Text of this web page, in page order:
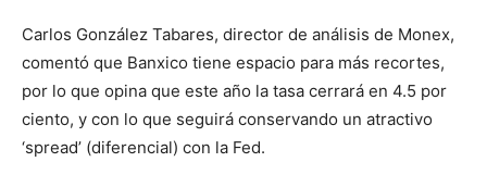
Carlos González Tabares, director de análisis de Monex,
comentó que Banxico tiene espacio para más recortes,
por lo que opina que este año la tasa cerrará en 4.5 por
ciento, y con lo que seguirá conservando un atractivo
‘spread’ (diferencial) con la Fed.